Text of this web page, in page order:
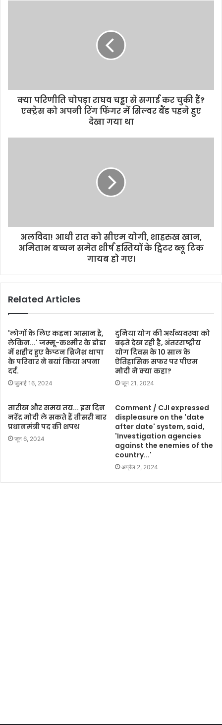
e
क्या परिणीति चोपड़ा राघव चड्ढा से सगाई कर चुकी हैं?
एक्ट्रेस को अपनी रिंग फिंगर में सिल्वर बैंड पहने हुए
देखा गया था
अलविदा! आधी रात को सीएम योगी, शाहरुख खान,
अमिताभ बच्चन समेत शीर्ष हस्तियों के ट्विटर ब्लू टिक
गायब हो गए।
Related Articles
'लोगों के लिए कहना आसान है,
लेकिन...' जम्मू-कश्मीर के डोडा
में शहीद हुए कैप्टन ब्रिजेश थापा
के परिवार ने बयां किया अपना
दर्द.
जुलाई 16, 2024
दुनिया योग की अर्थव्यवस्था को
बढ़ते देख रही है, अंतरराष्ट्रीय
योग दिवस के 10 साल के
ऐतिहासिक सफर पर पीएम
मोदी ने क्या कहा?
जून 21, 2024
तारीख और समय तय... इस दिन
नरेंद्र मोदी ले सकते हैं तीसरी बार
प्रधानमंत्री पद की शपथ
जून 6, 2024
Comment / CJI expressed
displeasure on the 'date
after date' system, said,
'Investigation agencies
against the enemies of the
country...'
अप्रैल 2, 2024